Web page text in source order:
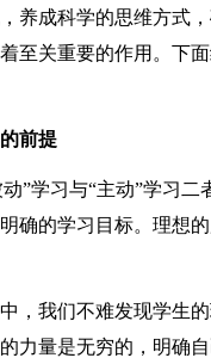
养成科学的思维方式
至关重要的作用。下
前提
动”学习与“主动”学习
确的学习目标。理想
，我们不难发现学生
力量是无穷的，明确